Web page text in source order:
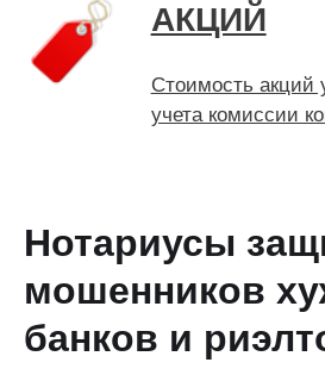
АКЦИЙ
Стоимость акций
учета комиссии
Нотариусы
мошенников
банков и